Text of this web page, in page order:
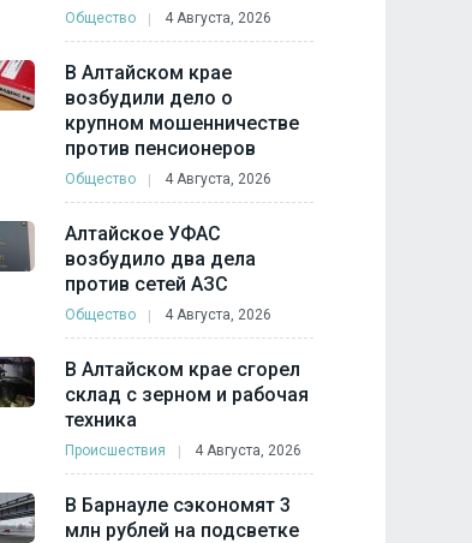
Общество 4 Августа, 2026
В Алтайском крае
возбудили дело о
крупном мошенничестве
против пенсионеров
Общество 4 Августа, 2026
Алтайское УФАС
возбудило два дела
против сетей АЗС
Общество 4 Августа, 2026
В Алтайском крае сгорел
склад с зерном и рабочая
техника
Происшествия 4 Августа, 2026
В Барнауле сэкономят 3
млн рублей на подсветке